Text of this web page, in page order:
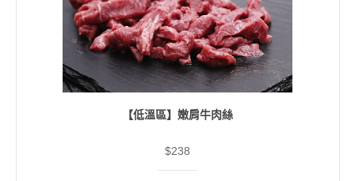
【低溫區】嫩肩牛肉絲
$238